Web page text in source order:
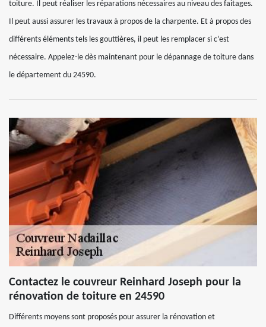
toiture. Il peut réaliser les réparations nécessaires au niveau des faitages.
Il peut aussi assurer les travaux à propos de la charpente. Et à propos des
différents éléments tels les gouttières, il peut les remplacer si c’est
nécessaire. Appelez-le dès maintenant pour le dépannage de toiture dans
le département du 24590.
Contactez le couvreur Reinhard Joseph pour la
rénovation de toiture en 24590
Différents moyens sont proposés pour assurer la rénovation et